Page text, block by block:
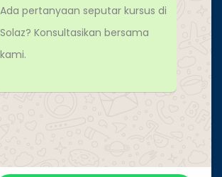
Consultancy & Assessment
Benchmark
Ada pertanyaan seputar kursus di
Solaz? Konsultasikan bersama
kami.